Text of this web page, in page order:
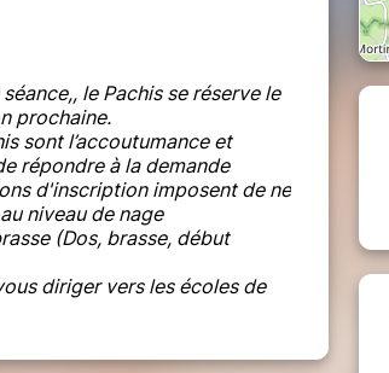
le Pachis se réserve le
prochaine.
sont l’accoutumance et
répondre à la demande
d'inscription imposent de ne
niveau de nage
(Dos, brasse, début
diriger vers les écoles de